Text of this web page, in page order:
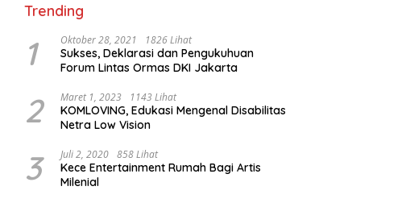
Trending
1 Oktober 28, 2021 1826 Lihat
Sukses, Deklarasi dan Pengukuhuan
Forum Lintas Ormas DKI Jakarta
2 Maret 1, 2023 1143 Lihat
KOMLOVING, Edukasi Mengenal Disabilitas
Netra Low Vision
3 Juli 2, 2020 858 Lihat
Kece Entertainment Rumah Bagi Artis
Milenial